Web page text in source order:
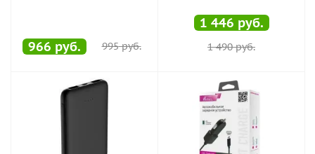
966 руб. 995руб.
1 446 руб.
1 490руб.